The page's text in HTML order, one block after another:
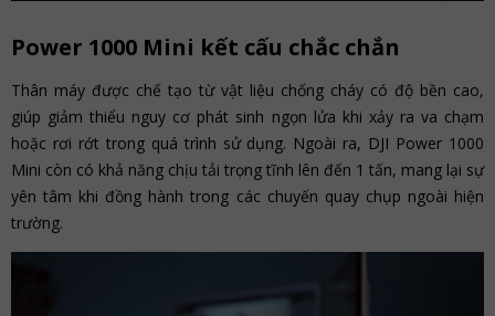
Power 1000 Mini kết cấu chắc chắn
Thân máy được chế tạo từ vật liệu chống cháy có độ bền cao,
giúp giảm thiểu nguy cơ phát sinh ngọn lửa khi xảy ra va chạm
hoặc rơi rớt trong quá trình sử dụng. Ngoài ra, DJI Power 1000
Mini còn có khả năng chịu tải trọng tĩnh lên đến 1 tấn, mang lại sự
yên tâm khi đồng hành trong các chuyến quay chụp ngoài hiện
trường.